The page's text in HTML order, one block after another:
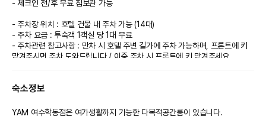
- 체크인 전/후 무료 짐보관 가능
- 주차장 위치 : 호텔 건물 내 주차 가능 (14대)
- 주차 요금 : 투숙객 1객실 당 1대 무료
- 주차관련 참고사항 : 만차 시 호텔 주변 길가에 주차 가능하며, 프론트에 키
맡겨주시면 주차 도와드립니다 / 이중 주차 시 프론트에 키 맡겨주세요
- 이용 위치 : 호텔 지하 1층
- 이용 메뉴 : 24시간 라면바, 조식(시리얼, 토스트, 햇반, 핫도그, 라면), 팝콘,
숙소정보
YAM 여수학동점은 여가생활까지 가능한 다목적공간룸이 있습니다.